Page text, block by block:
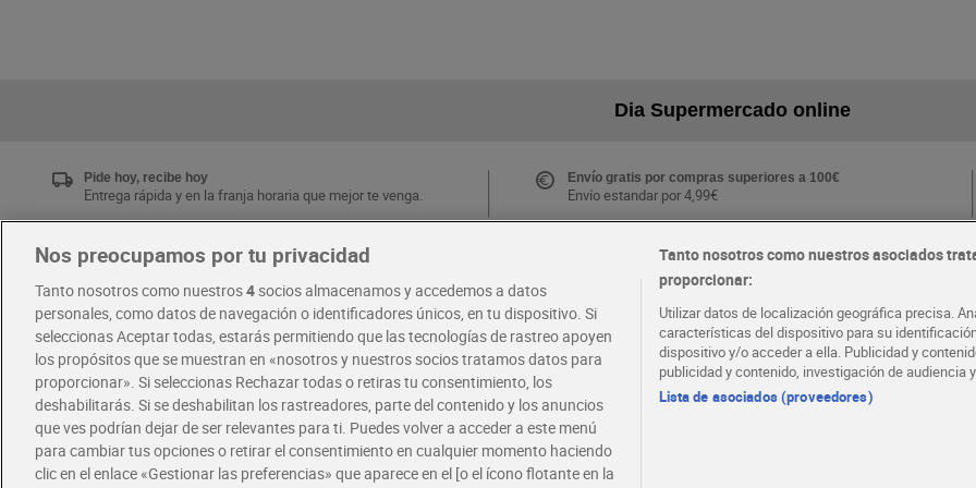
Dia Supermercado online
Pide hoy, recibe hoy
Entrega rápida y en la franja horaria que mejor te venga.
Envío gratis por compras superiores a 100€
Envío estandar por 4,99€
Disfruta las ventajas y ofertas exclusivas.
Descárgate la APP Dia
Folletos y Tiendas
cercana
RECETAS · COMER MEJOR CADA DIA · EMPLEO
Nos preocupamos por tu privacidad
Tanto nosotros como nuestros4socios almacenamos y accedemos a datos
personales, como datos de navegación o identificadores únicos, en tu dispositivo. Si
seleccionas Aceptar todas, estarás permitiendo que las tecnologías de rastreo apoyen
los propósitos que se muestran en «nosotros y nuestros socios tratamos datos para
proporcionar». Si seleccionas Rechazar todas o retiras tu consentimiento, los
deshabilitarás. Si se deshabilitan los rastreadores, parte del contenido y los anuncios
que ves podrían dejar de ser relevantes para ti. Puedes volver a acceder a este menú
para cambiar tus opciones o retirar el consentimiento en cualquier momento haciendo
clic en el enlace «Gestionar las preferencias» que aparece en el [o el ícono flotante en la
Tanto nosotros como nuestros asociados
proporcionar:
Utilizar datos de localización geográfica precisa.
características del dispositivo para su
dispositivo y/o acceder a ella. Publicidad y
publicidad y contenido, investigación de audiencia
Lista de asociados (proveedores)